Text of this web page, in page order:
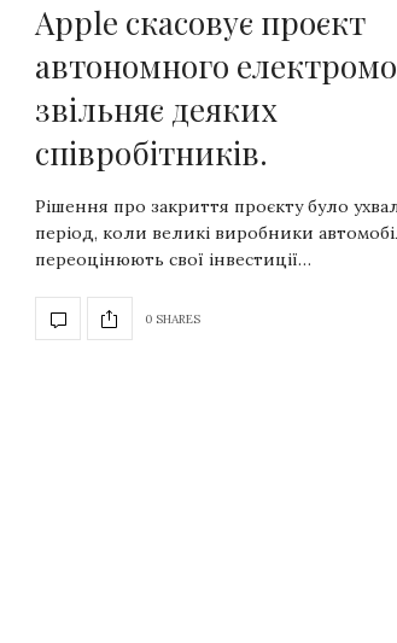
Apple скасовує проєкт
автономного
звільняє деяких
співробітників.
Рішення про закриття проєкту було
період, коли великі виробники
переоцінюють свої інвестиції…
0 SHARES